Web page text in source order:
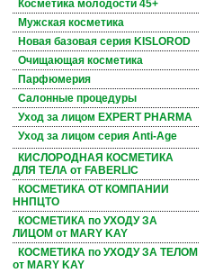
Косметика молодости 45+
Мужская косметика
Новая базовая серия KISLOROD
Очищающая косметика
Парфюмерия
Салонные процедуры
Уход за лицом EXPERT PHARMA
Уход за лицом серия Anti-Age
КИСЛОРОДНАЯ КОСМЕТИКА
ДЛЯ ТЕЛА от FABERLIC
КОСМЕТИКА ОТ КОМПАНИИ
ННПЦТО
КОСМЕТИКА по УХОДУ ЗА
ЛИЦОМ от MARY KAY
КОСМЕТИКА по УХОДУ ЗА ТЕЛОМ
от MARY KAY